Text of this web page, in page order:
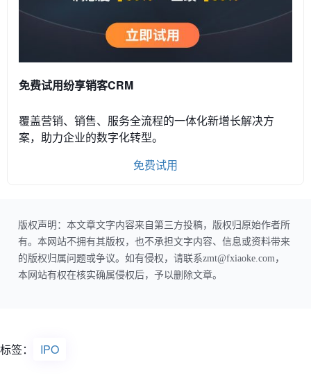
免费试用纷享销客CRM
覆盖营销、销售、服务全流程的一体化新增长解决方
案，助力企业的数字化转型。
免费试用
版权声明：本文章文字内容来自第三方投稿，版权归原始作者所
有。本网站不拥有其版权，也不承担文字内容、信息或资料带来
的版权归属问题或争议。如有侵权，请联系zmt@fxiaoke.com，
本网站有权在核实确属侵权后，予以删除文章。
标签： IPO